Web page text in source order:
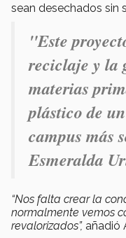
sean desechados sin
"Este
reciclaje y la
materias
plástico de
campus más
Esmeralda
“Nos falta crear la
normalmente vemos
revalorizados”, añadió